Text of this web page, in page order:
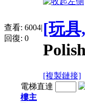
查看: 6004|
回復: 0
[玩
[複製鏈接]
電梯直達
樓主